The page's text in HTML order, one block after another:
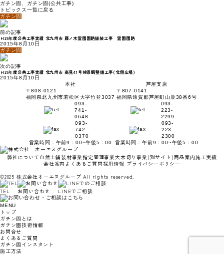
ガチン固
ガチン固(公共工事)
トピックス一覧に戻る
ガチン固
前の記事
Ｈ26年度公共工事実績 北九州市 藤ノ木霊園園路舗装工事 霊園園路
2015年8月10日
ガチン固
次の記事
Ｈ26年度公共工事実績 北九州市 高見41号線景観整備工事(北側広場)
2015年8月10日
本社
〒808-0121
福岡県北九州市若松区大字竹並3037
093-
741-
0648
093-
742-
0370
営業時間：午前9：00~午後5：00
芦屋支店
〒807-0141
福岡県遠賀郡芦屋町山鹿38番6号
093-
223-
2299
093-
223-
2300
営業時間：午前9：00~午後5：00
弊社について 自然土舗装材事業指定管理事業大木切り事業 (別サイト)商品案内施工実績
会社案内 よくあるご質問 採用情報 プライバシーポリシー
©2025 株式会社オーエヌグループ All rights reserved.
TEL
お問い合わせ LINEでご相談
MENU
トップ
ガチン固とは
ガチン固技術情報
お問合せ
よくあるご質問
ガチン固インスタント
施工方法